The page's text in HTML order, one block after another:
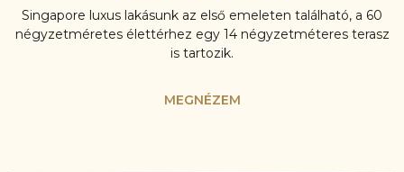
Singapore luxus lakásunk az első emeleten található, a 60
négyzetméretes élettérhez egy 14 négyzetméteres terasz
is tartozik.
MEGNÉZEM